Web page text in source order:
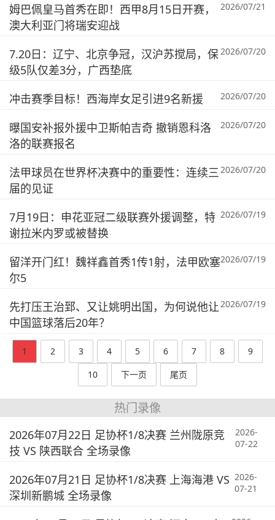
姆巴佩皇马首秀在即！西甲8月15日开赛，
澳大利亚门将瑞安迎战
2026/07/21
7.20日：辽宁、北京争冠，汉沪苏搅局，保
级5队仅差3分，广西垫底
2026/07/20
冲击赛季目标！西海岸女足引进9名新援 2026/07/20
曝国安补报外援中卫斯帕吉奇 撤销恩科洛
洛的联赛报名
2026/07/20
法甲球员在世界杯决赛中的重要性：连续三
届的见证
2026/07/20
7月19日：申花亚冠二级联赛外援调整，特
谢拉米内罗或被替换
2026/07/19
留洋开门红！魏祥鑫首秀1传1射，法甲欧塞
尔5
2026/07/19
先打压王治郅、又让姚明出国，为何说他让
中国篮球落后20年？
2026/07/19
1 2 3 4 5 6 7 8
9
10
下一页 尾页
热门录像
2026年07月22日 足协杯1/8决赛 兰州陇原竞
技 VS 陕西联合 全场录像
2026-
07-22
2026年07月21日 足协杯1/8决赛 上海海港 VS
深圳新鹏城 全场录像
2026-
07-21